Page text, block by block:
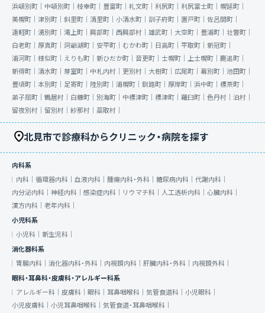
浜頓別町｜ 中頓別町｜ 枝幸町｜ 豊富町｜ 礼文町｜ 利尻町｜ 利尻富士町｜ 幌延町｜
美幌町｜ 津別町｜ 斜里町｜ 清里町｜ 小清水町｜ 訓子府町｜ 置戸町｜ 佐呂間町｜
遠軽町｜ 湧別町｜ 滝上町｜ 興部町｜ 西興部村｜ 雄武町｜ 大空町｜ 豊浦町｜ 壮瞥町｜
白老町｜ 厚真町｜ 洞爺湖町｜ 安平町｜ むかわ町｜ 日高町｜ 平取町｜ 新冠町｜
浦河町｜ 様似町｜ えりも町｜ 新ひだか町｜ 音更町｜ 士幌町｜ 上士幌町｜ 鹿追町｜
新得町｜ 清水町｜ 芽室町｜ 中札内村｜ 更別村｜ 大樹町｜ 広尾町｜ 幕別町｜ 池田町｜
豊頃町｜ 本別町｜ 足寄町｜ 陸別町｜ 浦幌町｜ 釧路町｜ 厚岸町｜ 浜中町｜ 標茶町｜
弟子屈町｜ 鶴居村｜ 白糠町｜ 別海町｜ 中標津町｜ 標津町｜ 羅臼町｜ 色丹村｜ 泊村｜
留夜別村｜ 留別村｜ 紗那村｜ 蘂取村｜
北見市で診療科からクリニック・病院を探す
内科系
内科｜ 循環器内科｜ 血液内科｜ 腫瘍内科・外科｜ 糖尿病内科｜ 代謝内科｜
内分泌内科｜ 神経内科｜ 感染症内科｜ リウマチ科｜ 人工透析内科｜ 心臓内科｜
漢方内科｜ 老年内科｜
小児科系
小児科｜ 新生児科｜
消化器科系
胃腸内科｜ 消化器内科・外科｜ 内視鏡内科｜ 肝臓内科・外科｜ 内視鏡外科｜
眼科・耳鼻科・皮膚科・アレルギー科系
アレルギー科｜ 皮膚科｜ 眼科｜ 耳鼻咽喉科｜ 気管食道科｜ 小児眼科｜
小児皮膚科｜ 小児耳鼻咽喉科｜ 気管食道・耳鼻咽喉科｜